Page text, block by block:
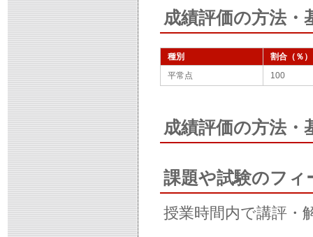
成績評価の方法・
種別
割合（％）
平常点
100
成績評価の方法・
課題や試験のフィ
授業時間内で講評・